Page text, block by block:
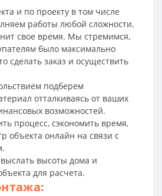
и по проекту в том числе
работы любой сложности.
свое время. Мы стремимся,
было максимально
сделать заказ и осуществить
подберем
отталкиваясь от ваших
возможностей.
процесс, сэкономить время,
объекта онлайн на связи с
высоты дома и
для расчета.